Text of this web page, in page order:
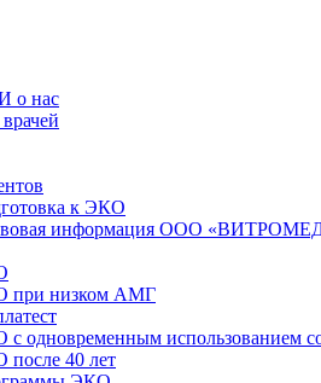
о нас
к ЭКО
информация ООО
при низком АМГ
одновременным использованием
40 лет